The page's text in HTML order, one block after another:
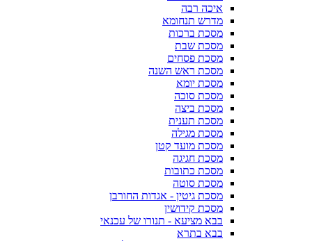
איכה רבה
מדרש תנחומא
מסכת ברכות
מסכת שבת
מסכת פסחים
מסכת ראש השנה
מסכת יומא
מסכת סוכה
מסכת ביצה
מסכת תענית
מסכת מגילה
מסכת מועד קטן
מסכת חגיגה
מסכת כתובות
מסכת סוטה
מסכת גיטין - אגדות החורבן
מסכת קידושין
בבא מציעא - תנורו של עכנאי
בבא בתרא